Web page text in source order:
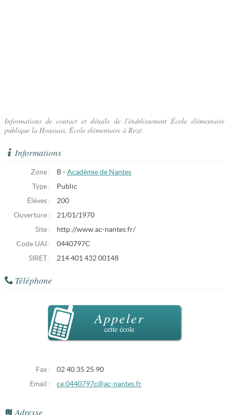
Informations de contact et détails de l'établissement École élémentaire
publique la Houssais, École élémentaire à Rezé.
Informations
Zone : B - Académie de Nantes
Type :
Public
Élèves :
200
Ouverture :
21/01/1970
Site :
http://www.ac-nantes.fr/
Code UAI :
0440797C
SIRET :
214 401 432 00148
Téléphone
Appeler
cette école
Fax :
02 40 35 25 90
Email :
ce.0440797c@ac-nantes.fr
Adresse